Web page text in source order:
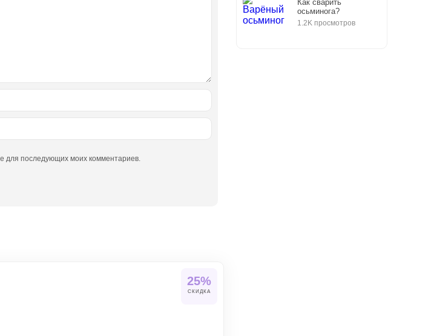
для последующих моих комментариев.
25%
СКИДКА
Как сварить
осьминога?
1.2K просмотров